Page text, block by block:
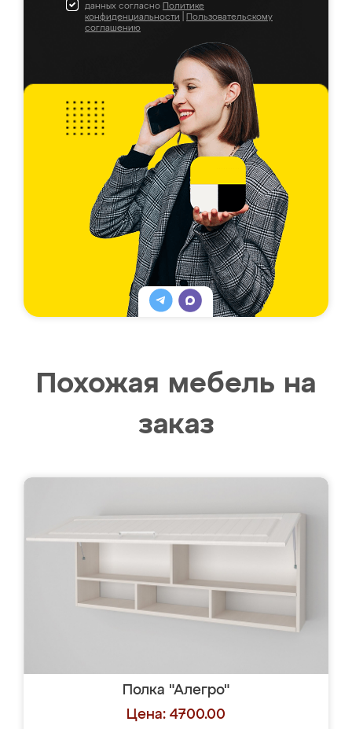
данных согласно Политике
конфиденциальности
Пользовательскому
соглашению
Похожая мебель на
заказ
Полка "Алегро"
Цена: 4700.00